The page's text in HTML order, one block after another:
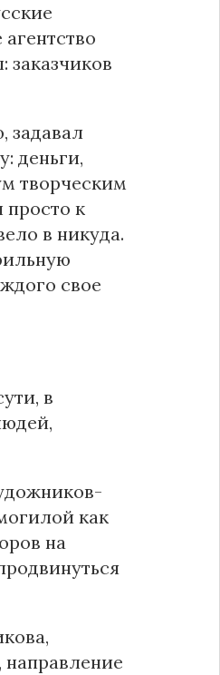
заказчиков
задавал
деньги,
творческим
просто к
в никуда.
свое
в
как
на
направление